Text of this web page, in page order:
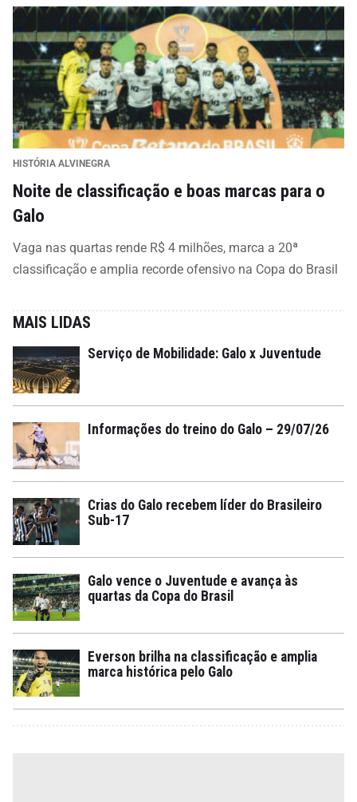
HISTÓRIA ALVINEGRA
Noite de classificação e boas marcas para o
Galo
Vaga nas quartas rende R$ 4 milhões, marca a 20ª
classificação e amplia recorde ofensivo na Copa do Brasil
MAIS LIDAS
Serviço de Mobilidade: Galo x Juventude
Informações do treino do Galo – 29/07/26
Crias do Galo recebem líder do Brasileiro
Sub-17
Galo vence o Juventude e avança às
quartas da Copa do Brasil
Everson brilha na classificação e amplia
marca histórica pelo Galo